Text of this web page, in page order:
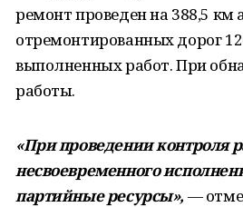
ремонт проведен на 388,5
отремонтированных дорог
выполненных работ. При
работы.
«При проведении контроля
несвоевременного
партийные ресурсы», —